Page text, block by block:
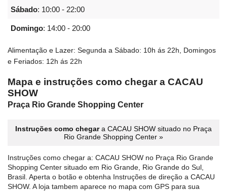
Sábado: 10:00 - 22:00
Domingo: 14:00 - 20:00
Alimentação e Lazer: Segunda a Sábado: 10h ás 22h, Domingos
e Feriados: 12h ás 22h
Mapa e instruções como chegar a CACAU
SHOW
Praça Rio Grande Shopping Center
Instruções como chegara CACAU SHOW situado no Praça
Rio Grande Shopping Center »
Instruções como chegar a: CACAU SHOW no Praça Rio Grande
Shopping Center situado em Rio Grande, Rio Grande do Sul,
Brasil. Aperta o botão e obtenha Instruções de direção a CACAU
SHOW. A loja tambem aparece no mapa com GPS para sua